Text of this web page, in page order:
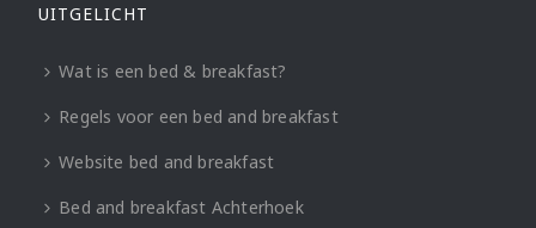
UITGELICHT
Wat is een bed & breakfast?
Regels voor een bed and breakfast
Website bed and breakfast
Bed and breakfast Achterhoek